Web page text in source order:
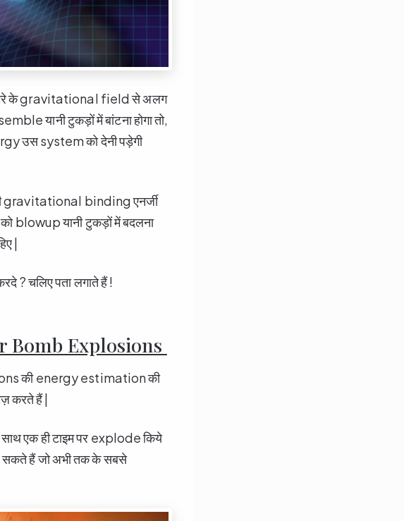
के gravitational field से अलग
यानी टुकड़ों में बांटना होगा तो,
उस system को देनी पड़ेगी
की gravitational binding एनर्जी
blowup यानी टुकड़ों में बदलना
|
? चलिए पता लगाते हैं !
Bomb Explosions
की energy estimation की
करते हैं |
एक ही टाइम पर explode किये
हैं जो अभी तक के सबसे